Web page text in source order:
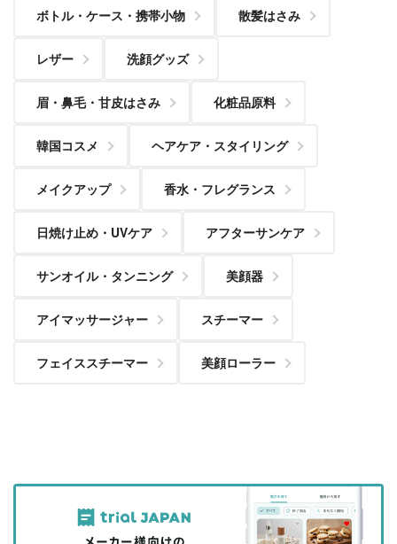
ボトル・ケース・携帯小物 散髪はさみ
レザー 洗顔グッズ
眉・鼻毛・甘皮はさみ 化粧品原料
韓国コスメ ヘアケア・スタイリング
メイクアップ 香水・フレグランス
日焼け止め・UVケア アフターサンケア
サンオイル・タンニング 美顔器
アイマッサージャー スチーマー
フェイススチーマー 美顔ローラー